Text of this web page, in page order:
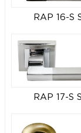
RAP 16-S
RAP 17-S